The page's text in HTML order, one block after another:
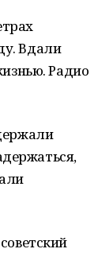
Вдали
Радио